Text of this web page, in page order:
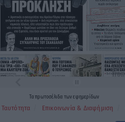
Ταπρωτοσέλιδα τωνεφημερίδων
Ταυτότητα Επικοινωνία & Διαφήμιση